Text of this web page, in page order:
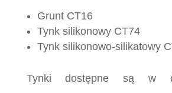
Grunt CT16
Tynk silikonowy CT74
Tynk silikonowo-silikatowy
Tynki dostępne są w